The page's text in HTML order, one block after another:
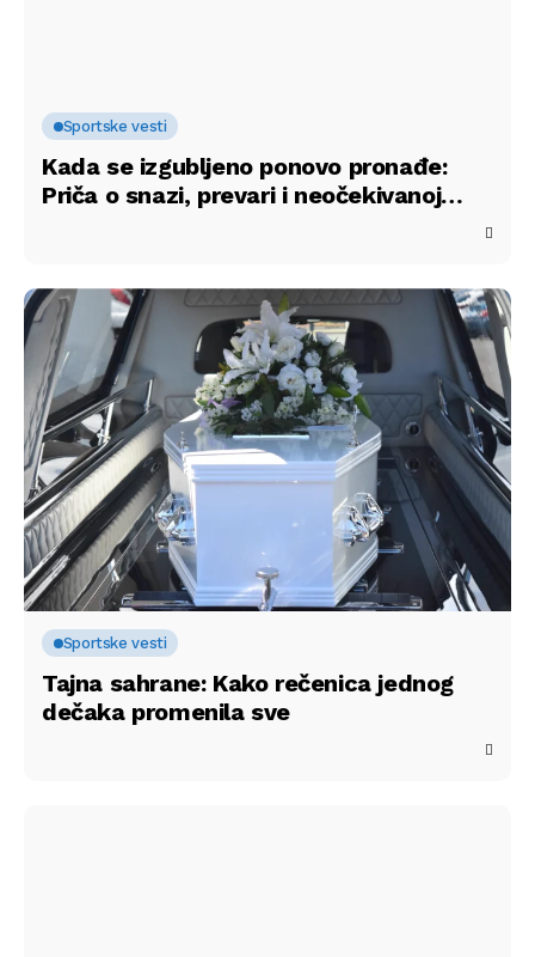
Sportske vesti
Kada se izgubljeno ponovo pronađe:
Priča o snazi, prevari i neočekivanoj
Sportske vesti
Tajna sahrane: Kako rečenica jednog
dečaka promenila sve